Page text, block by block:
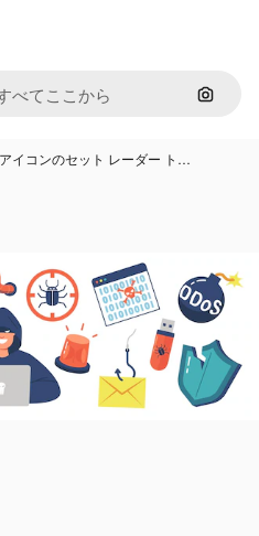
画像で
イコンのセット レーダー ト…